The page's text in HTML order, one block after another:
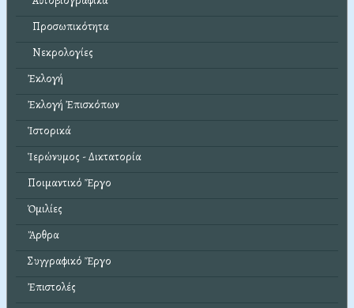
Προσωπικότητα
Νεκρολογίες
Ἐκλογή
Ἐκλογή Ἐπισκόπων
Ἱστορικά
Ἱερώνυμος - Δικτατορία
Ποιμαντικό Ἔργο
Ὁμιλίες
Ἄρθρα
Συγγραφικό Ἔργο
Ἐπιστολές